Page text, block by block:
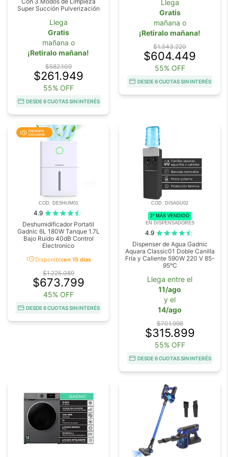
Super Succión Pulverización
Llega
Gratis
mañana o
¡Retiralo mañana!
$582.109
$261.949
55% OFF
DESDE 6 CUOTAS SIN INTERÉS
Llega
Gratis
mañana o
¡Retiralo mañana!
$1.343.220
$604.449
55% OFF
DESDE 6 CUOTAS SIN INTERÉS
COD. DESHUM01
4.9
Deshumidificador Portatil
Gadnic 6L 180W Tanque 1.7L
Bajo Ruido 40dB Control
Electronico
acuteDisponibleen 15 días
$1.225.089
$673.799
45% OFF
DESDE 6 CUOTAS SIN INTERÉS
COD. DISAGU02
1º MÁS VENDIDO
EN DISPENSADORES
4.9
Dispenser de Agua Gadnic
Aquara Classic01 Doble Canilla
Fría y Caliente 590W 220 V 85-
95°C
Llega entre el
11/ago
y el
14/ago
$701.998
$315.899
55% OFF
DESDE 6 CUOTAS SIN INTERÉS